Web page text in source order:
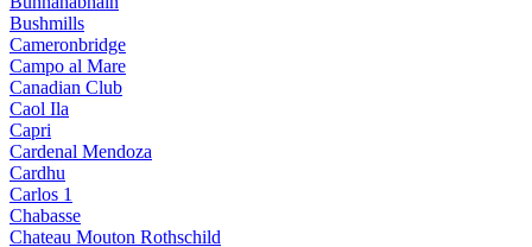
Bushmills
Cameronbridge
Campo al Mare
Canadian Club
Caol Ila
Capri
Cardenal Mendoza
Cardhu
Carlos 1
Chabasse
Chateau Mouton Rothschild